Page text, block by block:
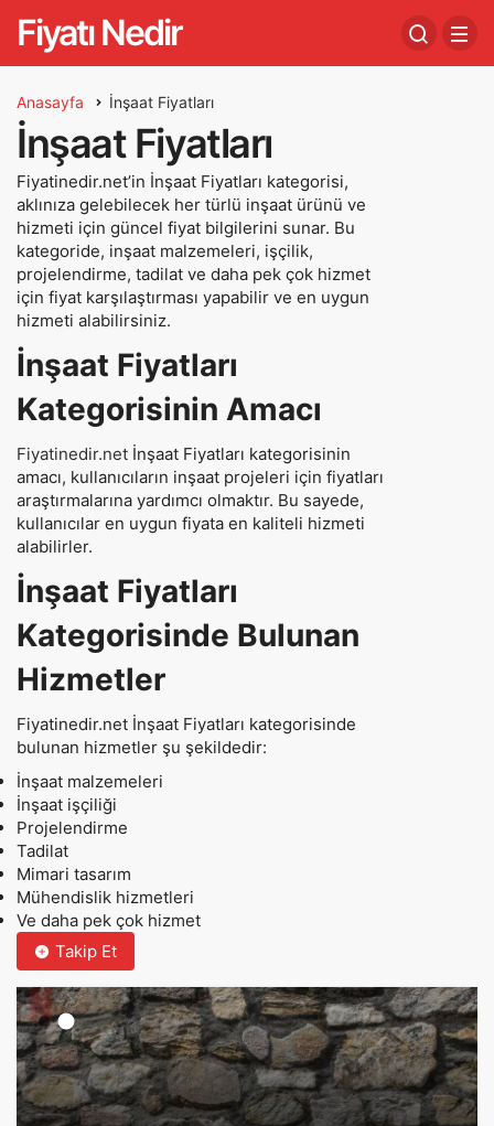
Fiyatı Nedir
Anasayfa İnşaat Fiyatları
İnşaat Fiyatları
Fiyatinedir.net’in İnşaat Fiyatları kategorisi,
aklınıza gelebilecek her türlü inşaat ürünü ve
hizmeti için güncel fiyat bilgilerini sunar. Bu
kategoride, inşaat malzemeleri, işçilik,
projelendirme, tadilat ve daha pek çok hizmet
için fiyat karşılaştırması yapabilir ve en uygun
hizmeti alabilirsiniz.
İnşaat Fiyatları
Kategorisinin Amacı
Fiyatinedir.net İnşaat Fiyatları kategorisinin
amacı, kullanıcıların inşaat projeleri için fiyatları
araştırmalarına yardımcı olmaktır. Bu sayede,
kullanıcılar en uygun fiyata en kaliteli hizmeti
alabilirler.
İnşaat Fiyatları
Kategorisinde Bulunan
Hizmetler
Fiyatinedir.net İnşaat Fiyatları kategorisinde
bulunan hizmetler şu şekildedir:
İnşaat malzemeleri
İnşaat işçiliği
Projelendirme
Tadilat
Mimari tasarım
Mühendislik hizmetleri
Ve daha pek çok hizmet
Takip Et